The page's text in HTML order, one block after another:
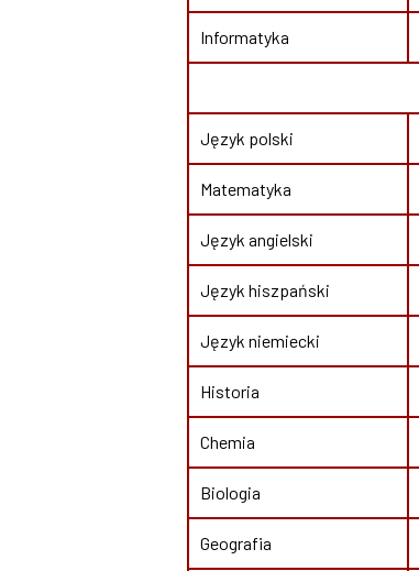
Informatyka
Język polski
Matematyka
Język angielski
Język hiszpański
Język niemiecki
Historia
Chemia
Biologia
Geografia